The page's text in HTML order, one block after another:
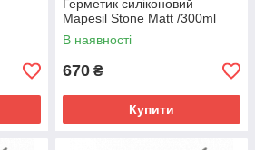
Герметик силіконовий
Mapesil Stone Matt /300ml
В наявності
670 ₴
Купити